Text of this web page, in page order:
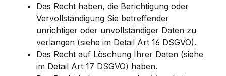
Das Recht haben, die Berichtigung oder
Vervollständigung Sie betreffender
unrichtiger oder unvollständiger Daten zu
verlangen (siehe im Detail Art 16 DSGVO).
Das Recht auf Löschung Ihrer Daten (siehe
im Detail Art 17 DSGVO) haben.